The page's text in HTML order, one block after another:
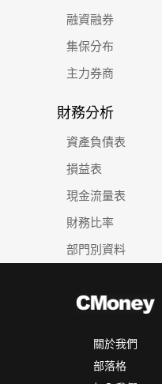
融資融券
集保分布
主力券商
財務分析
資產負債表
損益表
現金流量表
財務比率
部門別資料
關於我們
部落格